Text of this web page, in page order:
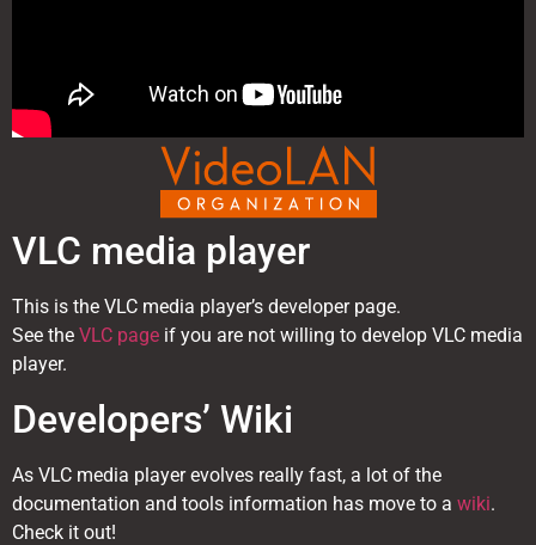
VLC media player
This is the VLC media player’s developer page.
See the VLC page if you are not willing to develop VLC media
player.
Developers’ Wiki
As VLC media player evolves really fast, a lot of the
documentation and tools information has move to a wiki.
Check it out!